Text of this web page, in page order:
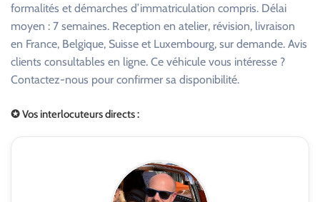
formalités et démarches d’immatriculation compris. Délai
moyen : 7 semaines. Reception en atelier, révision, livraison
en France, Belgique, Suisse et Luxembourg, sur demande. Avis
clients consultables en ligne. Ce véhicule vous intéresse ?
Contactez-nous pour confirmer sa disponibilité.
✪ Vos interlocuteurs directs :